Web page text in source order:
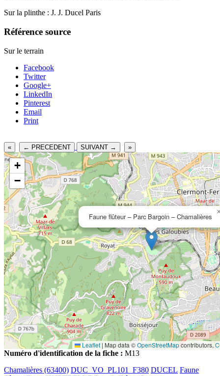
Sur la plinthe : J. J. Ducel Paris
Référence source
Sur le terrain
Facebook
Twitter
Google+
LinkedIn
Pinterest
Email
Print
« ← PRECEDENT SUIVANT → »
Faune flûteur – Parc Bargoin – Chamalières
+
−
Leaflet | Map data ©OpenStreetMapcontributors,
Numéro d'identification de la fiche : M13
Chamalières (63400) DUC_VO_PL101_F380 DUCEL Faune